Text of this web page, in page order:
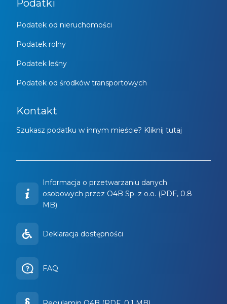
Podatki
Podatek od nieruchomości
Podatek rolny
Podatek leśny
Podatek od środków transportowych
Kontakt
Szukasz podatku w innym mieście? Kliknij tutaj
Informacja o przetwarzaniu danych
osobowych przez O4B Sp. z o.o. (PDF, 0.8
MB)
Deklaracja dostępności
FAQ